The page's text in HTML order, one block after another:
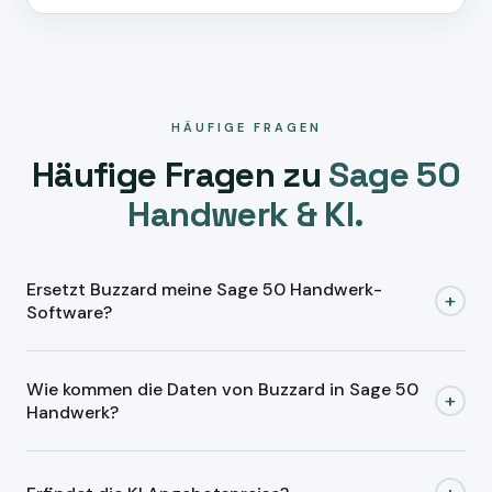
HÄUFIGE FRAGEN
Häufige Fragen zu Sage 50
Handwerk & KI.
Ersetzt Buzzard meine Sage 50 Handwerk-
Software?
+
Angebote, Aufträge und Rechnungen. Buzzard arbeitet
davor: Anfragen auslesen, Daten sortieren, nachfassen,
Belege vorbereiten. Den fertigen Vorgang übergeben wir
an Sage 50 Handwerk — Sie wechseln nichts.
Wie kommen die Daten von Buzzard in Sage 50
Handwerk?
+